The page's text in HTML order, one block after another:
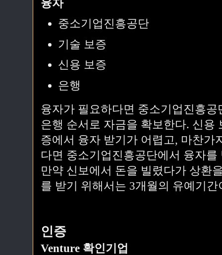
융자
중소기업진흥공단
기술 보증
신용 보증
은행
융자가 필요하다면 중소기업진흥
은행 순서로 자금을 확보한다. 신용
증에서 융자 받기가 어렵고, 마찬가
다면 중소기업진흥공단에서 융자
만약 신보에서 돈을 빌렸다가 상환
를 받기 위해서는 3개월의 유예기간
인증
Venture 확인기업